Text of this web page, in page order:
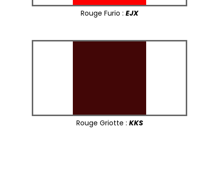
Rouge Furio : EJX
Rouge Griotte : KKS